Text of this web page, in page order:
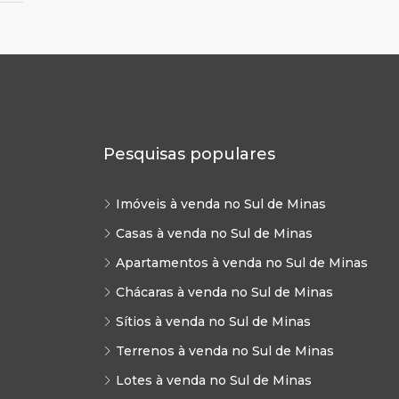
Pesquisas populares
Imóveis à venda no Sul de Minas
Casas à venda no Sul de Minas
Apartamentos à venda no Sul de Minas
Chácaras à venda no Sul de Minas
Sítios à venda no Sul de Minas
Terrenos à venda no Sul de Minas
Lotes à venda no Sul de Minas